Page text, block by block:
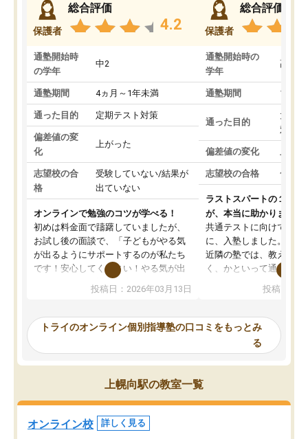
保護者
総合評価
4.2
通塾開始時
の学年
中2
通塾期間 4ヵ月～1年未満
通った目的 定期テスト対策
偏差値の変
化
上がった
志望校の合
格
受験していない/結果が
出ていない
オンラインで勉強のコツが学べる！
初めは料金面で躊躇していましたが、
お試し後の面談で、「子どもがやる気
が出るようにサポートするのが私たち
です！安心してください！やる気が出
ないのは私たち講師の責任です」と言
ってくださり、確かに！と考えて、思
ったんですが、学生の先生から学ぶこ
み、徐々に成績が上がったらいいなと
思っていました。何が今足りないのか
を的確に指導いただき、子どももびっ
くりするほど楽しんでやる気を持って
塾を受けています。狙い通り、少しず
つ成績も上がり、苦手意識も無くなっ
てきたので、さらに苦手な数学も追加
投稿日：2026年03月13日
保護者
総合評価
通塾開始時の
学年
高3
通塾期間 1～3
通った目的
大学
対策
偏差値の変化
志望校の合格 合格
ラストスパートの１か月
が、本当に助かりました
共通テストに向けての追
に、入塾しました。田舎
近隣の塾では、教えても
く、かといって通うには
可能なので本当に助か
らないところをピンポイ
頂いて、とてもわかり
していました。一生を
スト、多少お金がかかっ
投稿日：
トライのオンライン個別指導塾の口コミをもっとみ
る
上幌向駅の教室一覧
オンライン校 詳しく見る